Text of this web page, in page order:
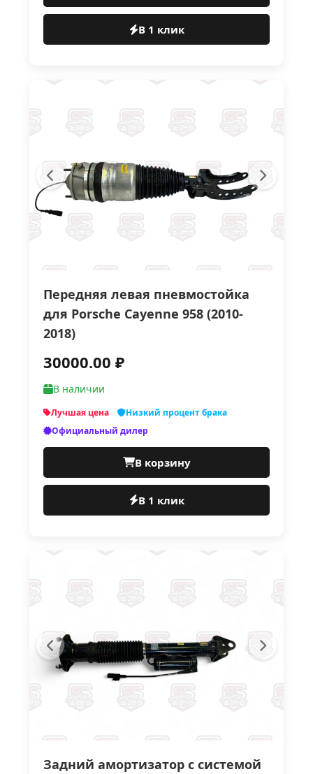
В 1 клик
Передняя левая пневмостойка
для Porsche Cayenne 958 (2010-
2018)
30000.00 ₽
В наличии
Лучшая цена
Низкий процент брака
Официальный дилер
В корзину
В 1 клик
Задний амортизатор с системой